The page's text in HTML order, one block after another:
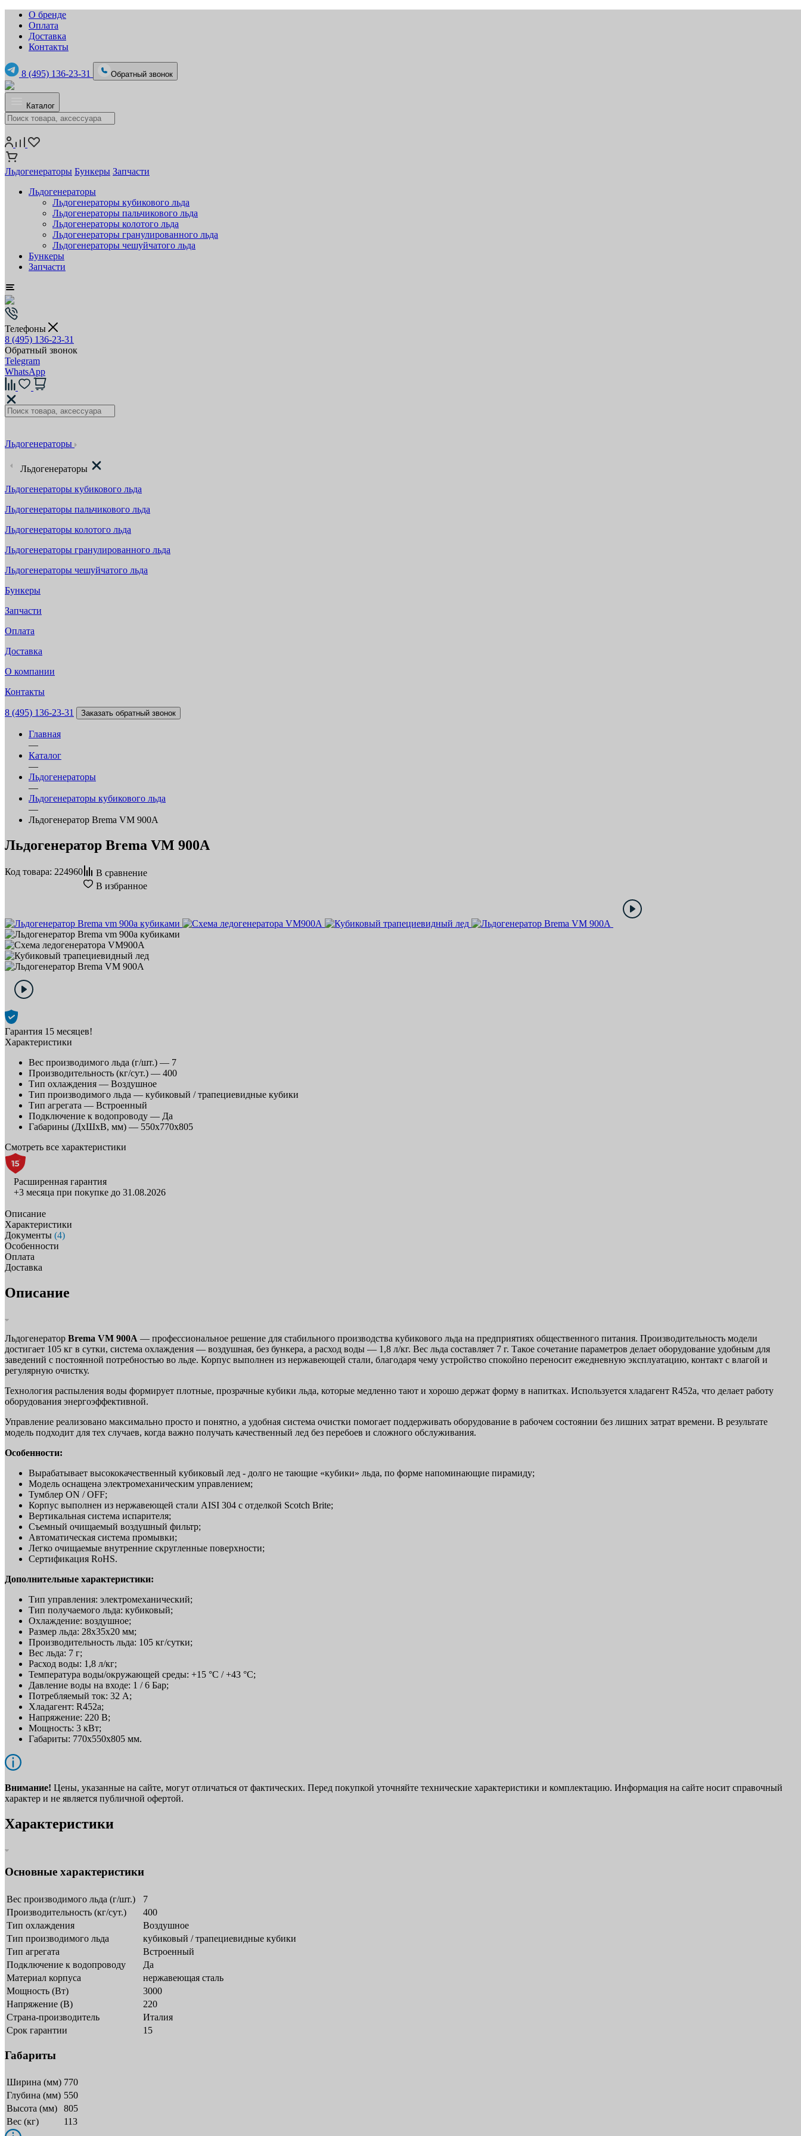
О бренде
Оплата
Доставка
Контакты
8 (495) 136-23-31 Обратный звонок
Каталог
Льдогенераторы Бункеры Запчасти
Льдогенераторы
Льдогенераторы кубикового льда
Льдогенераторы пальчикового льда
Льдогенераторы колотого льда
Льдогенераторы гранулированного льда
Льдогенераторы чешуйчатого льда
Бункеры
Запчасти
Телефоны
8 (495) 136-23-31
Обратный звонок
Telegram
WhatsApp
Льдогенераторы
Льдогенераторы
Льдогенераторы кубикового льда
Льдогенераторы пальчикового льда
Льдогенераторы колотого льда
Льдогенераторы гранулированного льда
Льдогенераторы чешуйчатого льда
Бункеры
Запчасти
Оплата
Доставка
О компании
Контакты
8 (495) 136-23-31 Заказать обратный звонок
Главная
—
Каталог
—
Льдогенераторы
—
Льдогенераторы кубикового льда
—
Льдогенератор Brema VM 900A
Льдогенератор Brema VM 900A
Код товара: 224960
В сравнение
В избранное
Гарантия 15 месяцев!
Характеристики
Вес производимого льда (г/шт.) — 7
Производительность (кг/сут.) — 400
Тип охлаждения — Воздушное
Тип производимого льда — кубиковый / трапециевидные кубики
Тип агрегата — Встроенный
Подключение к водопроводу — Да
Габарины (ДхШхВ, мм) — 550x770x805
Смотреть все характеристики
Расширенная гарантия
+3 месяца при покупке до 31.08.2026
Описание
Характеристики
Документы (4)
Особенности
Оплата
Доставка
Описание
Льдогенератор Brema VM 900A — профессиональное решение для стабильного производства кубикового льда на предприятиях общественного питания. Производительность модели
достигает 105 кг в сутки, система охлаждения — воздушная, без бункера, а расход воды — 1,8 л/кг. Вес льда составляет 7 г. Такое сочетание параметров делает оборудование удобным для
заведений с постоянной потребностью во льде. Корпус выполнен из нержавеющей стали, благодаря чему устройство спокойно переносит ежедневную эксплуатацию, контакт с влагой и
регулярную очистку.
Технология распыления воды формирует плотные, прозрачные кубики льда, которые медленно тают и хорошо держат форму в напитках. Используется хладагент R452а, что делает работу
оборудования энергоэффективной.
Управление реализовано максимально просто и понятно, а удобная система очистки помогает поддерживать оборудование в рабочем состоянии без лишних затрат времени. В результате
модель подходит для тех случаев, когда важно получать качественный лед без перебоев и сложного обслуживания.
Особенности:
Вырабатывает высококачественный кубиковый лед - долго не тающие «кубики» льда, по форме напоминающие пирамиду;
Модель оснащена электромеханическим управлением;
Тумблер ON / OFF;
Корпус выполнен из нержавеющей стали AISI 304 с отделкой Scotch Brite;
Вертикальная система испарителя;
Съемный очищаемый воздушный фильтр;
Автоматическая система промывки;
Легко очищаемые внутренние скругленные поверхности;
Сертификация RoHS.
Дополнительные характеристики:
Тип управления: электромеханический;
Тип получаемого льда: кубиковый;
Охлаждение: воздушное;
Размер льда: 28х35х20 мм;
Производительность льда: 105 кг/сутки;
Вес льда: 7 г;
Расход воды: 1,8 л/кг;
Температура воды/окружающей среды: +15 °C / +43 °C;
Давление воды на входе: 1 / 6 Бар;
Потребляемый ток: 32 А;
Хладагент: R452a;
Напряжение: 220 В;
Мощность: 3 кВт;
Габариты: 770x550x805 мм.
Внимание! Цены, указанные на сайте, могут отличаться от фактических. Перед покупкой уточняйте технические характеристики и комплектацию. Информация на сайте носит справочный
характер и не является публичной офертой.
Характеристики
Основные характеристики
Вес производимого льда (г/шт.)
7
Производительность (кг/сут.)
400
Тип охлаждения
Воздушное
Тип производимого льда
кубиковый / трапециевидные кубики
Тип агрегата
Встроенный
Подключение к водопроводу
Да
Материал корпуса
нержавеющая сталь
Мощность (Вт)
3000
Напряжение (В)
220
Страна-производитель
Италия
Срок гарантии
15
Габариты
Ширина (мм) 770
Глубина (мм) 550
Высота (мм)
805
Вес (кг)
113